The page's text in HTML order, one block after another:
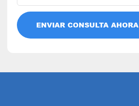
ENVIAR CONSULTA AHORA